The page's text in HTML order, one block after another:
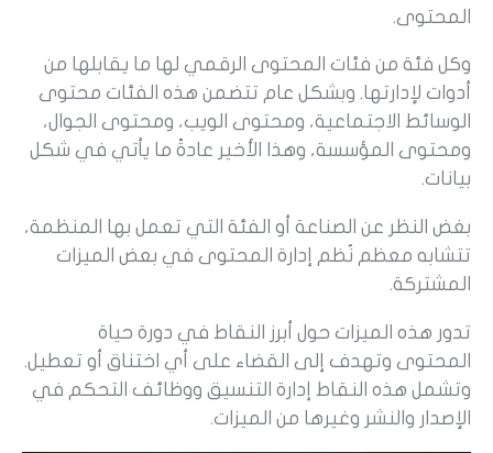
المحتوى.
وكل فئة من فئات المحتوى الرقمي لها ما يقابلها من
أدوات لإدارتها. وبشكل عام تتضمن هذه الفئات محتوى
الوسائط الاجتماعية، ومحتوى الويب، ومحتوى الجوال،
ومحتوى المؤسسة، وهذا الأخير عادةً ما يأتي في شكل
بيانات.
بغض النظر عن الصناعة أو الفئة التي تعمل بها المنظمة،
تتشابه معظم نُظم إدارة المحتوى في بعض الميزات
المشتركة.
تدور هذه الميزات حول أبرز النقاط في دورة حياة
المحتوى وتهدف إلى القضاء على أي اختناق أو تعطيل.
وتشمل هذه النقاط إدارة التنسيق ووظائف التحكم في
الإصدار والنشر وغيرها من الميزات.